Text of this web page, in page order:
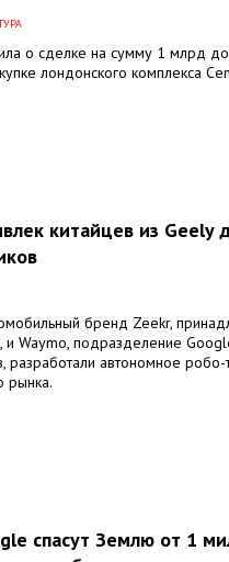
о сделке на сумму 1 млрд
лондонского комплекса
китайцев из Geely
бренд Zeekr,
и Waymo, подразделение
разработали автономное робо-
рынка.
спасут Землю от 1